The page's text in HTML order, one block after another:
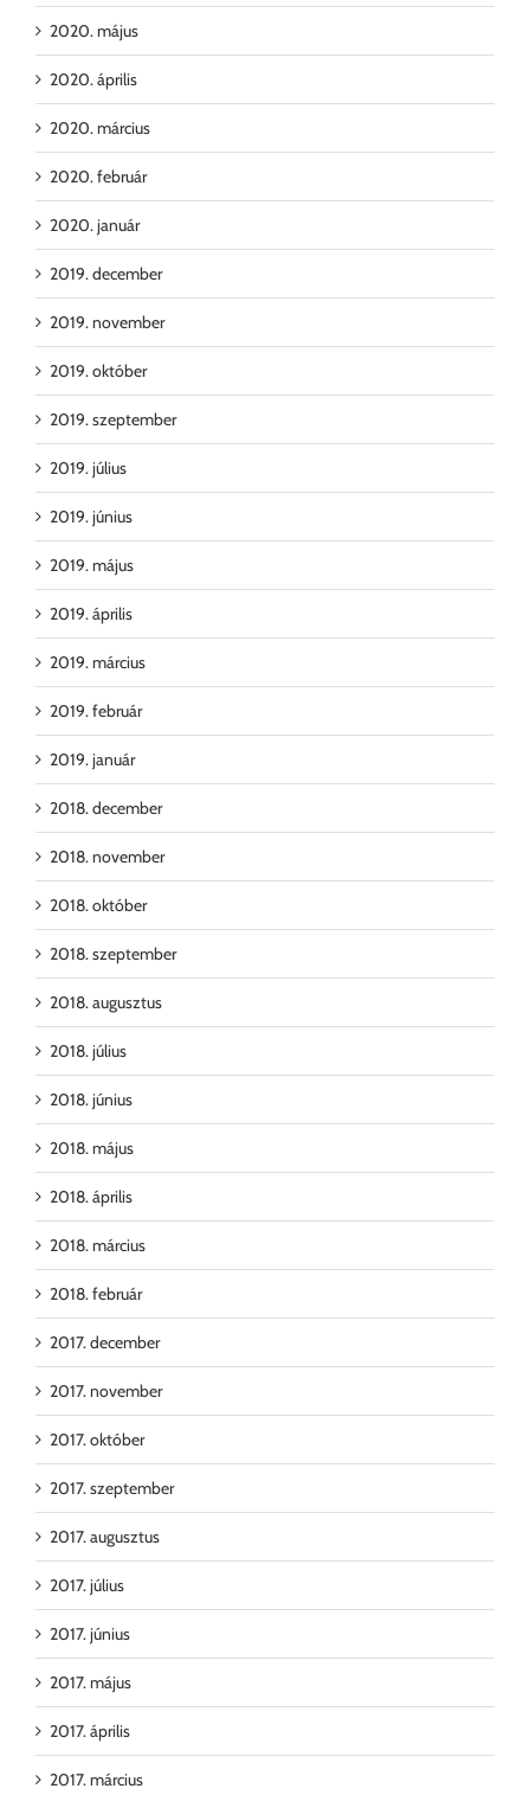
2020. május
2020. április
2020. március
2020. február
2020. január
2019. december
2019. november
2019. október
2019. szeptember
2019. július
2019. június
2019. május
2019. április
2019. március
2019. február
2019. január
2018. december
2018. november
2018. október
2018. szeptember
2018. augusztus
2018. július
2018. június
2018. május
2018. április
2018. március
2018. február
2017. december
2017. november
2017. október
2017. szeptember
2017. augusztus
2017. július
2017. június
2017. május
2017. április
2017. március